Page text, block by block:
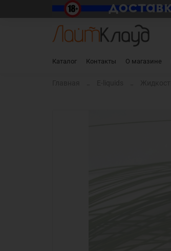
Каталог Контакты О магазине